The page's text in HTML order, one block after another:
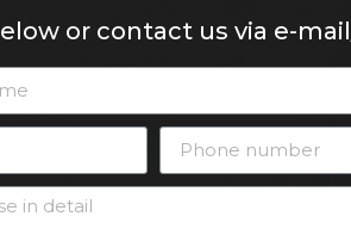
or contact us via e-